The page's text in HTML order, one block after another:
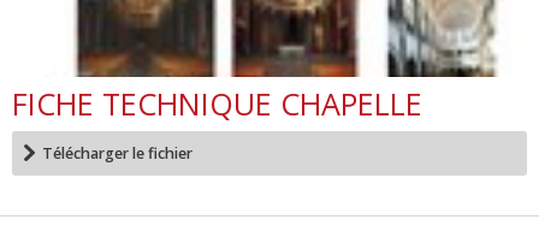
FICHE TECHNIQUE CHAPELLE
Télécharger le fichier